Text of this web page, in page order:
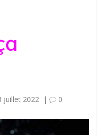
juillet 2022 | 0